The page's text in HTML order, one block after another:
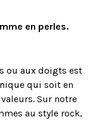
en perles.
ou aux doigts est
qui soit en
Sur notre
au style rock,